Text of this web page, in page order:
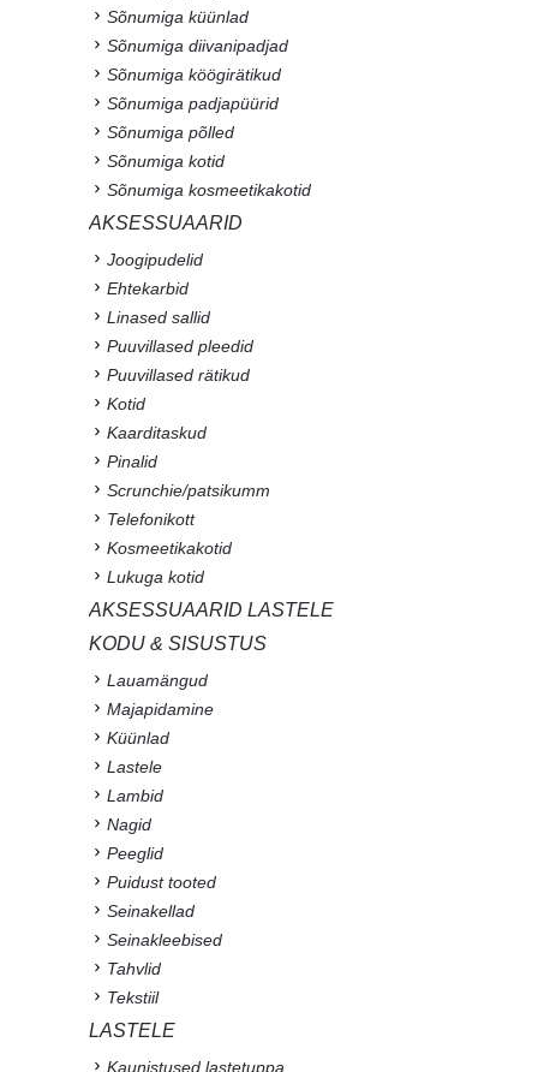
Sõnumiga küünlad
Sõnumiga diivanipadjad
Sõnumiga köögirätikud
Sõnumiga padjapüürid
Sõnumiga põlled
Sõnumiga kotid
Sõnumiga kosmeetikakotid
AKSESSUAARID
Joogipudelid
Ehtekarbid
Linased sallid
Puuvillased pleedid
Puuvillased rätikud
Kotid
Kaarditaskud
Pinalid
Scrunchie/patsikumm
Telefonikott
Kosmeetikakotid
Lukuga kotid
AKSESSUAARID LASTELE
KODU & SISUSTUS
Lauamängud
Majapidamine
Küünlad
Lastele
Lambid
Nagid
Peeglid
Puidust tooted
Seinakellad
Seinakleebised
Tahvlid
Tekstiil
LASTELE
Kaunistused lastetuppa